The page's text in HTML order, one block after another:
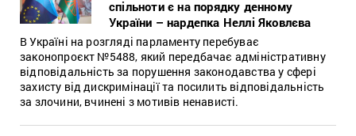
спільноти є на порядку денному
України – нардепка Неллі Яковлєва
В Україні на розгляді парламенту перебуває
законопроєкт №5488, який передбачає адміністративну
відповідальність за порушення законодавства у сфері
захисту від дискримінації та посилить відповідальність
за злочини, вчинені з мотивів ненависті.